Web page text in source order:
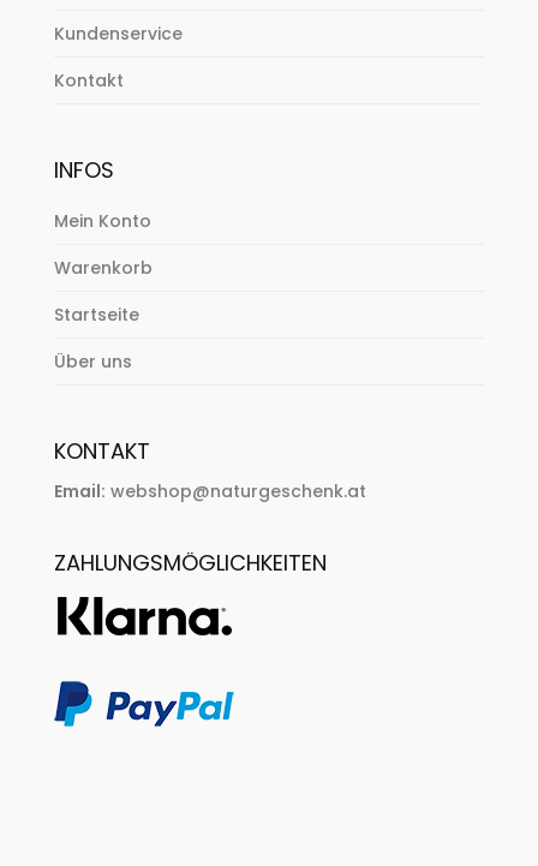
Kundenservice
Kontakt
INFOS
Mein Konto
Warenkorb
Startseite
Über uns
KONTAKT
Email: webshop@naturgeschenk.at
ZAHLUNGSMÖGLICHKEITEN